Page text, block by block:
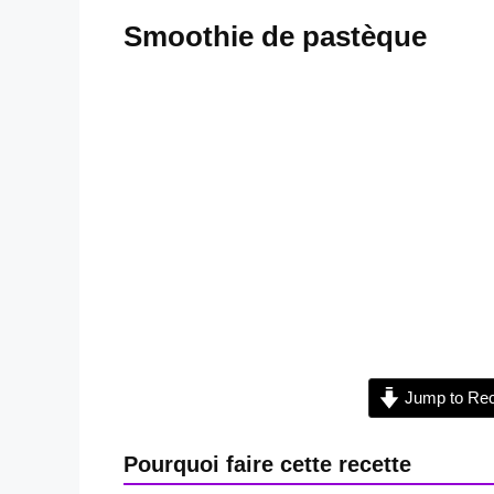
Smoothie de pastèque
Jump to
Pourquoi faire cette recette